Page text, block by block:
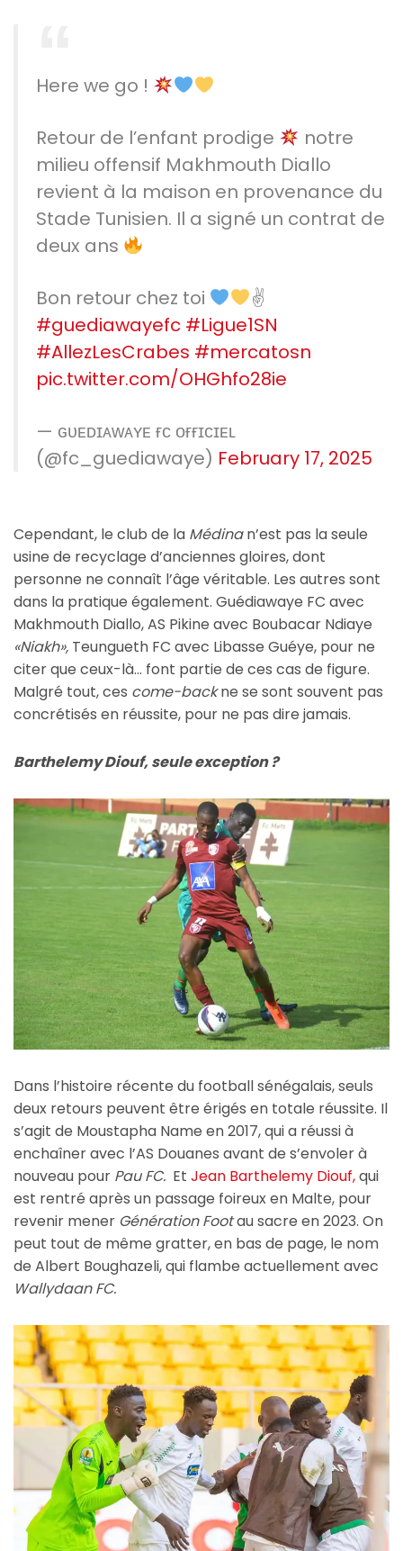
Here we go !
Retour de l’enfant prodige
notre
milieu offensif Makhmouth Diallo
revient à la maison en provenance du
Stade Tunisien. Il a signé un contrat de
deux ans
Bon retour chez toi
✌
#guediawayefc #Ligue1SN
#AllezLesCrabes #mercatosn
pic.twitter.com/OHGhfo28ie
— ɢᴜᴇᴅɪᴀᴡᴀʏᴇ ғᴄ ᴏғғɪᴄɪᴇʟ
(@fc_guediawaye) February 17, 2025
Cependant, le club de la Médinan’est pas la seule
usine de recyclage d’anciennes gloires, dont
personne ne connaît l’âge véritable. Les autres sont
dans la pratique également. Guédiawaye FC avec
Makhmouth Diallo, AS Pikine avec Boubacar Ndiaye
«Niakh», Teungueth FC avec Libasse Guéye, pour ne
citer que ceux-là… font partie de ces cas de figure.
Malgré tout, ces come-backne se sont souvent pas
concrétisés en réussite, pour ne pas dire jamais.
Barthelemy Diouf, seule exception ?
Dans l’histoire récente du football sénégalais, seuls
deux retours peuvent être érigés en totale réussite. Il
s’agit de Moustapha Name en 2017, qui a réussi à
enchaîner avec l’AS Douanes avant de s’envoler à
nouveau pour Pau FC. Et Jean Barthelemy Diouf,qui
est rentré après un passage foireux en Malte, pour
revenir mener Génération Footau sacre en 2023. On
peut tout de même gratter, en bas de page, le nom
de Albert Boughazeli, qui flambe actuellement avec
Wallydaan FC.